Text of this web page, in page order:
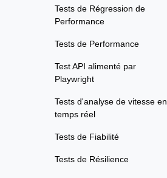
Tests de Régression de
Performance
Tests de Performance
Test API alimenté par
Playwright
Tests d'analyse de vitesse en
temps réel
Tests de Fiabilité
Tests de Résilience